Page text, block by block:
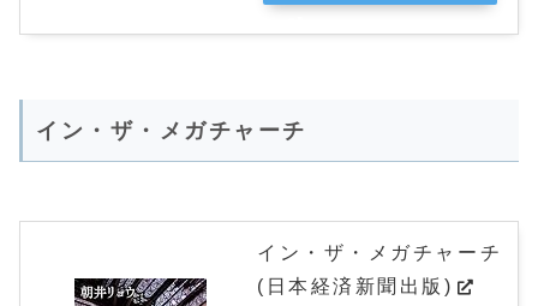
イン・ザ・メガチャーチ
イン・ザ・メガチャーチ
(日本経済新聞出版)